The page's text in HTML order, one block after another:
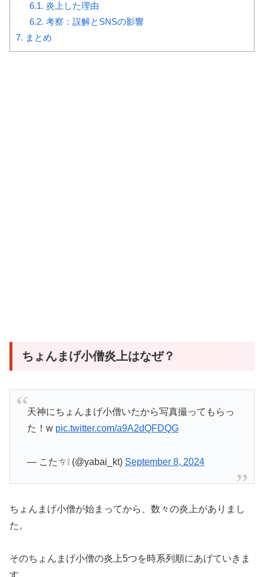
6.1. 炎上した理由
6.2. 考察：誤解とSNSの影響
7. まとめ
ちょんまげ小僧炎上はなぜ？
天神にちょんまげ小僧いたから写真撮ってもらっ
た！w pic.twitter.com/a9A2dQFDQG
— こたㄘ❕ (@yabai_kt) September 8, 2024
ちょんまげ小僧が始まってから、数々の炎上がありまし
た。
そのちょんまげ小僧の炎上5つを時系列順にあげていきま